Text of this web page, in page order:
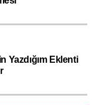
Yazdığım Eklenti